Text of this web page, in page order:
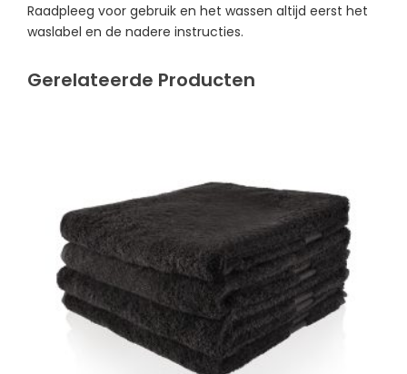
Raadpleeg voor gebruik en het wassen altijd eerst het
waslabel en de nadere instructies.
Gerelateerde Producten